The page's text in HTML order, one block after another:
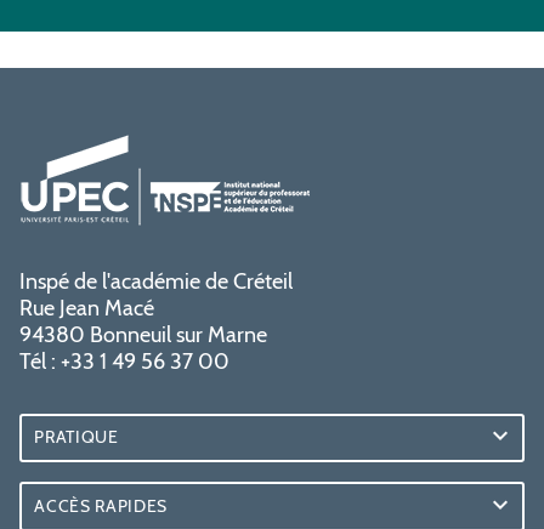
Inspé de l'académie de Créteil
Rue Jean Macé
94380 Bonneuil sur Marne
Tél : +33 1 49 56 37 00
PRATIQUE
ACCÈS RAPIDES